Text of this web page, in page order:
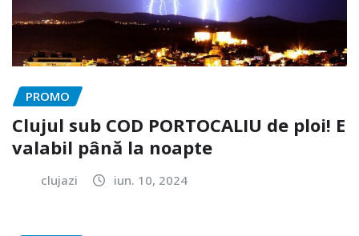
PROMO
Clujul sub COD PORTOCALIU de ploi! E
valabil până la noapte
clujazi iun. 10, 2024